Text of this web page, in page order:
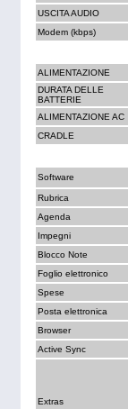
USCITA AUDIO
Modem (kbps)
ALIMENTAZIONE
DURATA DELLE
BATTERIE
ALIMENTAZIONE AC
CRADLE
Software
Rubrica
Agenda
Impegni
Blocco Note
Foglio elettronico
Spese
Posta elettronica
Browser
Active Sync
Extras